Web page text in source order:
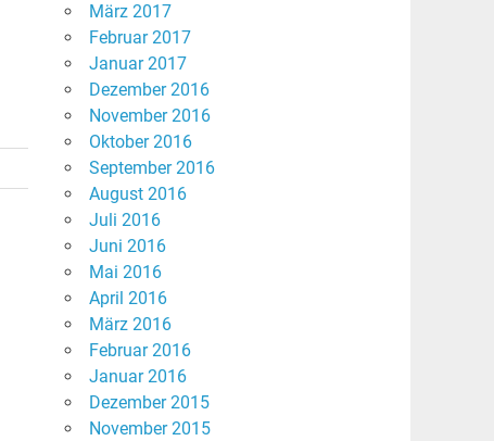
März 2017
Februar 2017
Januar 2017
Dezember 2016
November 2016
Oktober 2016
September 2016
August 2016
Juli 2016
Juni 2016
Mai 2016
April 2016
März 2016
Februar 2016
Januar 2016
Dezember 2015
November 2015